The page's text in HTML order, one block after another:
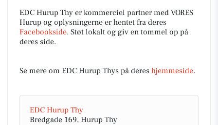
EDC Hurup Thy er kommerciel partner med VORES
Hurup og oplysningerne er hentet fra deres
Facebookside. Støt lokalt og giv en tommel op på
deres side.
Se mere om EDC Hurup Thys på deres hjemmeside.
EDC Hurup Thy
Bredgade 169, Hurup Thy